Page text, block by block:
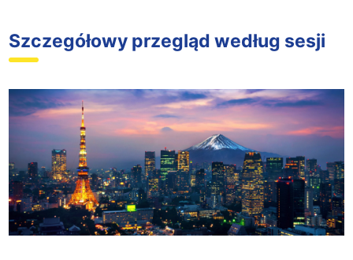
Szczegółowy przegląd według sesji